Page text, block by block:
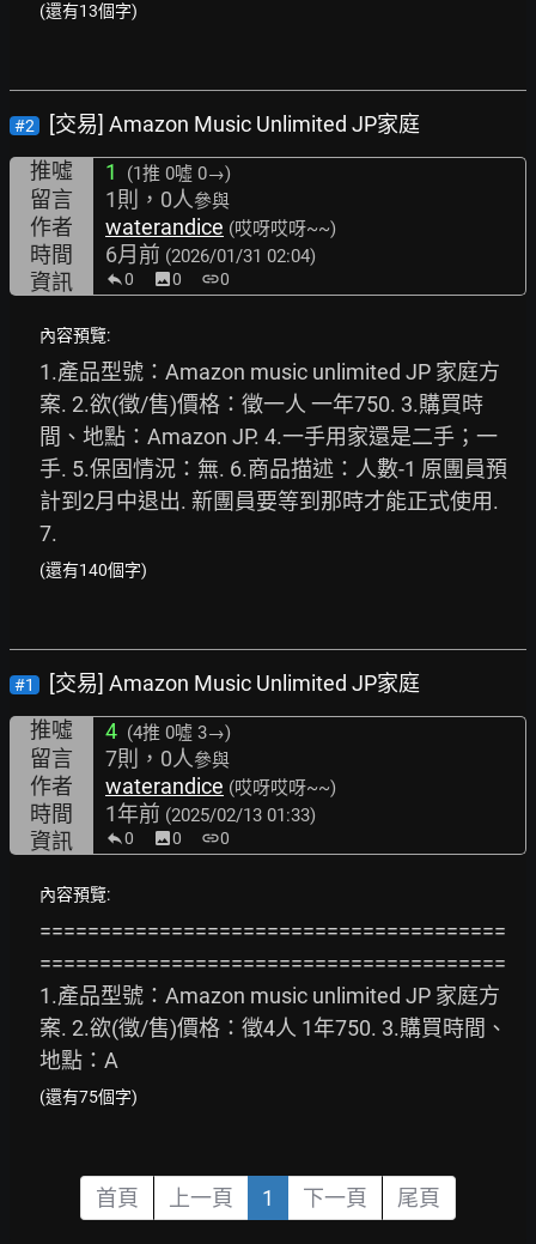
(還有13個字)
#2
[交易] Amazon Music Unlimited JP家庭
推噓
1 (1推 0噓 0→)
留言 1則，0人參與
作者 waterandice (哎呀哎呀~~)
時間 6月前 (2026/01/31 02:04)
資訊 0 image0 link0
內容預覽:
1.產品型號：Amazon music unlimited JP 家庭方
案. 2.欲(徵/售)價格：徵一人 一年750. 3.購買時
間、地點：Amazon JP. 4.一手用家還是二手；一
手. 5.保固情況：無. 6.商品描述：人數-1 原團員預
計到2月中退出. 新團員要等到那時才能正式使用.
7.
(還有140個字)
#1
[交易] Amazon Music Unlimited JP家庭
推噓
4 (4推 0噓 3→)
留言 7則，0人參與
作者 waterandice (哎呀哎呀~~)
時間 1年前 (2025/02/13 01:33)
資訊 0 image0 link0
內容預覽:
=======================================
=======================================
1.產品型號：Amazon music unlimited JP 家庭方
案. 2.欲(徵/售)價格：徵4人 1年750. 3.購買時間、
地點：A
(還有75個字)
首頁 上一頁 1 下一頁 尾頁